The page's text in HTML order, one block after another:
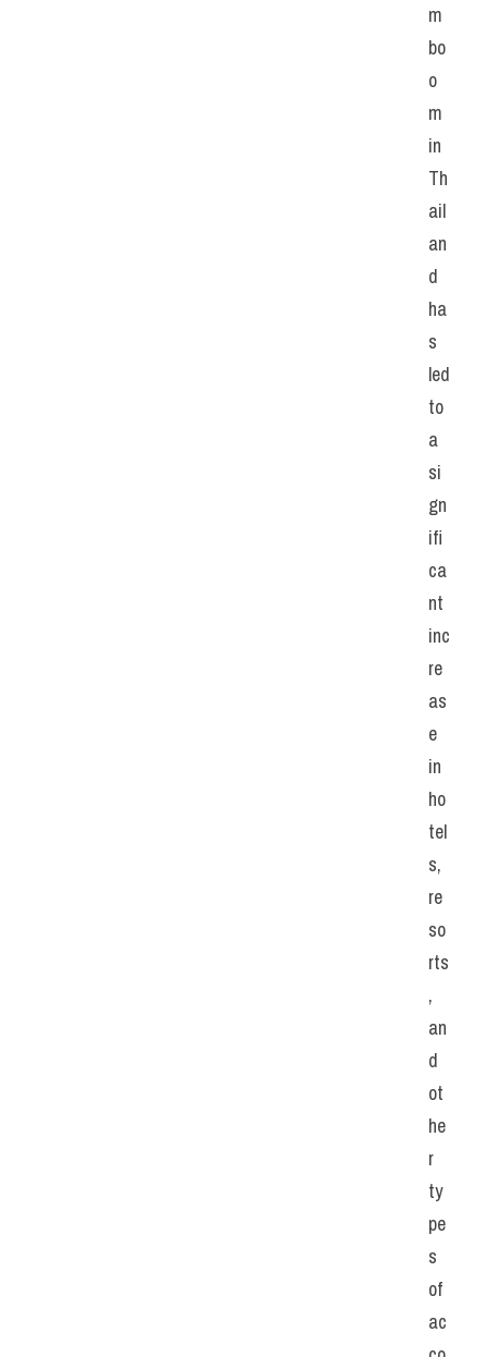
m
bo
o
m
in
Th
ail
an
d
ha
s
led
to
a
si
gn
ifi
ca
nt
inc
re
as
e
in
ho
tel
s,
re
so
rts
,
an
d
ot
he
r
ty
pe
s
of
ac